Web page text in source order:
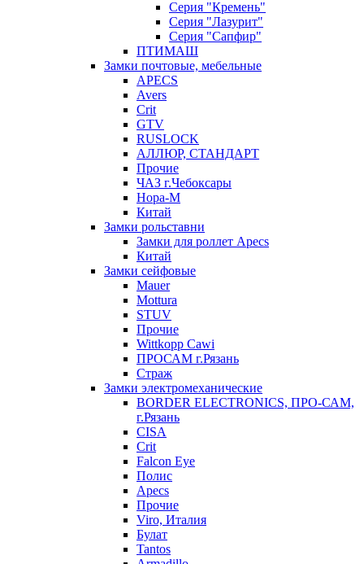
Серия "Кремень"
Серия "Лазурит"
Серия "Сапфир"
ПТИМАШ
Замки почтовые, мебельные
APECS
Avers
Crit
GTV
RUSLOCK
АЛЛЮР, СТАНДАРТ
Прочие
ЧАЗ г.Чебоксары
Нора-М
Китай
Замки рольставни
Замки для роллет Apecs
Китай
Замки сейфовые
Mauer
Mottura
STUV
Прочие
Wittkopp Cawi
ПРОСАМ г.Рязань
Страж
Замки электромеханические
BORDER ELECTRONICS, ПРО-САМ,
г.Рязань
CISA
Crit
Falcon Eye
Полис
Apecs
Прочие
Viro, Италия
Булат
Tantos